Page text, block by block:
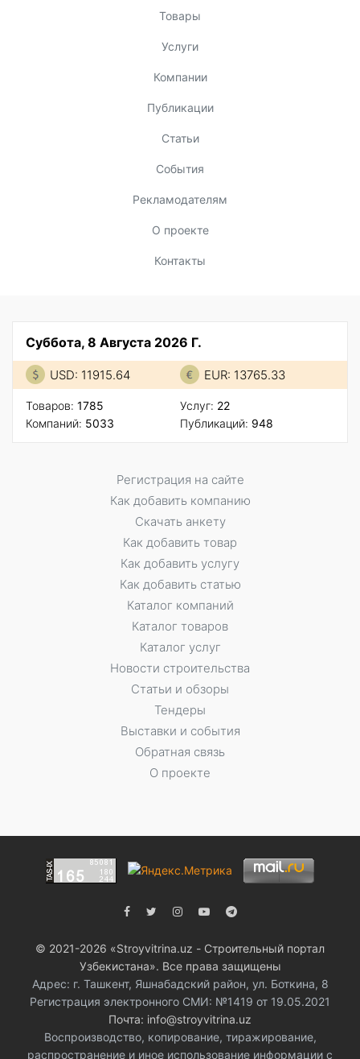
Товары
Услуги
Компании
Публикации
Статьи
События
Рекламодателям
О проекте
Контакты
Суббота, 8 Августа 2026 Г.
USD: 11915.64 EUR: 13765.33
Товаров: 1785
Компаний: 5033
Услуг: 22
Публикаций: 948
Регистрация на сайте
Как добавить компанию
Скачать анкету
Как добавить товар
Как добавить услугу
Как добавить статью
Каталог компаний
Каталог товаров
Каталог услуг
Новости строительства
Статьи и обзоры
Тендеры
Выставки и события
Обратная связь
О проекте
© 2021-2026 «Stroyvitrina.uz - Строительный портал
Узбекистана». Все права защищены
Адрес: г. Ташкент, Яшнабадский район, ул. Боткина, 8
Регистрация электронного СМИ: №1419 от 19.05.2021
Почта: info@stroyvitrina.uz
Воспроизводство, копирование, тиражирование,
распространение и иное использование информации с